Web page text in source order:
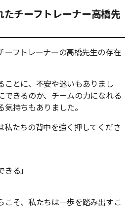
たチーフトレーナー高橋先
ーフトレーナーの高橋先生の存在
ことに、不安や迷いもありまし
できるのか、チームの力になれる
持ちもありました。
私たちの背中を強く押してくださ
る」
こそ、私たちは一歩を踏み出すこ